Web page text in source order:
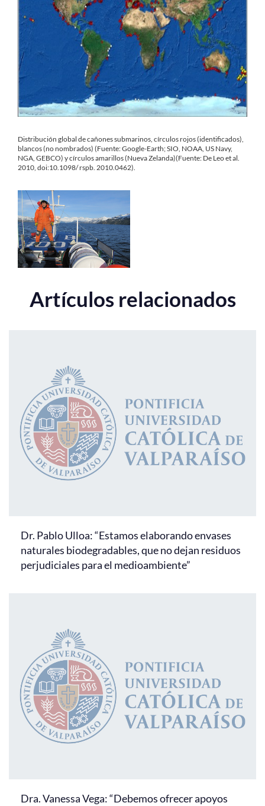
Distribución global de cañones submarinos, círculos rojos (identificados),
blancos (no nombrados) (Fuente: Google-Earth; SIO, NOAA, US Navy,
NGA, GEBCO) y círculos amarillos (Nueva Zelanda)(Fuente: De Leo et al.
2010, doi:10.1098/ rspb. 2010.0462).
Artículos relacionados
Dr. Pablo Ulloa: “Estamos elaborando envases
naturales biodegradables, que no dejan residuos
perjudiciales para el medioambiente”
Dra. Vanessa Vega: “Debemos ofrecer apoyos